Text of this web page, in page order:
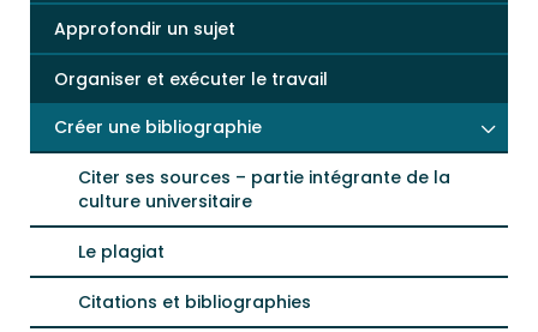
Approfondir un sujet
Organiser et exécuter le travail
Créer une bibliographie
Citer ses sources – partie intégrante de la
culture universitaire
Le plagiat
Citations et bibliographies